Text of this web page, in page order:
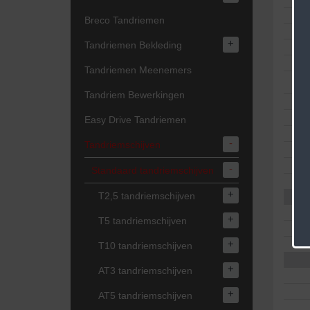
Breco Tandriemen
Tandriemen Bekleding +
Tandriemen Meenemers
Tandriem Bewerkingen
Easy Drive Tandriemen
Tandriemschijven -
Standaard tandriemschijven -
T2,5 tandriemschijven +
T5 tandriemschijven +
T10 tandriemschijven +
AT3 tandriemschijven +
AT5 tandriemschijven +